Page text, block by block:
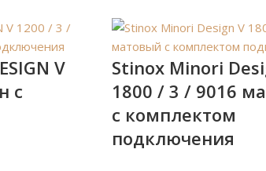
V
с
Stinox Minori
1800 / 3 / 9016
с комплектом
подключения